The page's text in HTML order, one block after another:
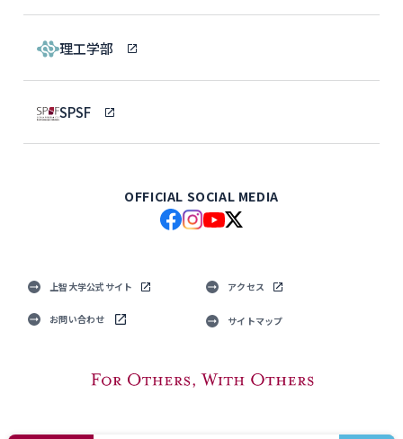
理工学部
SPSF
OFFICIAL SOCIAL MEDIA
上智大学公式サイト アクセス
お問い合わせ サイトマップ